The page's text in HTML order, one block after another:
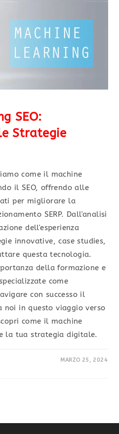
SEO:
Strategie
come il machine
il SEO, offrendo alle
per migliorare la
SERP. Dall'analisi
dell'esperienza
innovative, case studies,
questa tecnologia.
della formazione e
come
con successo il
in questo viaggio verso
come il machine
la tua strategia digitale.
MARZO 25, 2024